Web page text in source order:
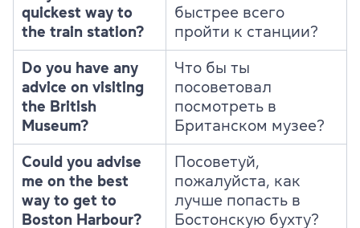
quickest way to
the train station?
быстрее всего
пройти к станции?
Do you have any
advice on visiting
the British
Museum?
Что бы ты
посоветовал
посмотреть в
Британском музее?
Could you advise
me on the best
way to get to
Boston Harbour?
Посоветуй,
пожалуйста, как
лучше попасть в
Бостонскую бухту?